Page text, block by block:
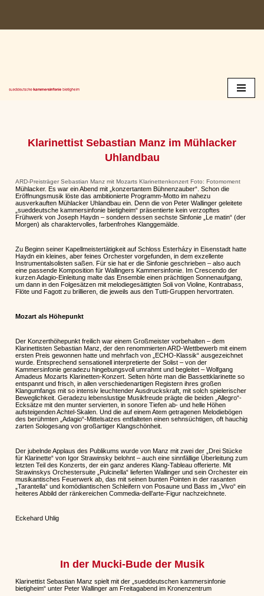
Zum
Klarinettist Sebastian Manz im Mühlacker
Uhlandbau
ARD-Preisträger Sebastian Manz mit Mozarts Klarinettenkonzert Foto: Fotomoment
Mühlacker. Es war ein Abend mit „konzertantem Bühnenzauber“. Schon die
Eröffnungsmusik löste das ambitionierte Programm-Motto im nahezu
ausverkauften Mühlacker Uhlandbau ein. Denn die von Peter Wallinger geleitete
„sueddeutsche kammersinfonie bietigheim“ präsentierte kein verzopftes
Frühwerk von Joseph Haydn – sondern dessen sechste Sinfonie „Le matin“ (der
Morgen) als charaktervolles, farbenfrohes Klanggemälde.
Zu Beginn seiner Kapellmeistertätigkeit auf Schloss Esterházy in Eisenstadt hatte
Haydn ein kleines, aber feines Orchester vorgefunden, in dem exzellente
Instrumentalsolisten saßen. Für sie hat er die Sinfonie geschrieben – also auch
eine passende Komposition für Wallingers Kammersinfonie. Im Crescendo der
kurzen Adagio-Einleitung malte das Ensemble einen prächtigen Sonnenaufgang,
um dann in den Folgesätzen mit melodiegesättigten Soli von Violine, Kontrabass,
Flöte und Fagott zu brillieren, die jeweils aus den Tutti-Gruppen hervortraten.
Mozart als Höhepunkt
Der Konzerthöhepunkt freilich war einem Großmeister vorbehalten – dem
Klarinettisten Sebastian Manz, der den renommierten ARD-Wettbewerb mit einem
ersten Preis gewonnen hatte und mehrfach von „ECHO-Klassik“ ausgezeichnet
wurde. Entsprechend sensationell interpretierte der Solist – von der
Kammersinfonie geradezu hingebungsvoll umrahmt und begleitet – Wolfgang
Amadeus Mozarts Klarinetten-Konzert. Selten hörte man die Bassettklarinette so
entspannt und frisch, in allen verschiedenartigen Registern ihres großen
Klangumfangs mit so intensiv leuchtender Ausdruckskraft, mit solch spielerischer
Beweglichkeit. Geradezu lebenslustige Musikfreude prägte die beiden „Allegro“-
Ecksätze mit den munter servierten, in sonore Tiefen ab- und helle Höhen
aufsteigenden Achtel-Skalen. Und die auf einem Atem getragenen Melodiebögen
des berühmten „Adagio“-Mittelsatzes entfalteten einen sehnsüchtigen, oft hauchig
zarten Sologesang von großartiger Klangschönheit.
Der jubelnde Applaus des Publikums wurde von Manz mit zwei der „Drei Stücke
für Klarinette“ von Igor Strawinsky belohnt – auch eine sinnfällige Überleitung zum
letzten Teil des Konzerts, der ein ganz anderes Klang-Tableau offerierte. Mit
Strawinskys Orchestersuite „Pulcinella“ lieferten Wallinger und sein Orchester ein
musikantisches Feuerwerk ab, das mit seinen bunten Pointen in der rasanten
„Tarantella“ und komödiantischen Schleifern von Posaune und Bass im „Vivo“ ein
heiteres Abbild der ränkereichen Commedia-dell’arte-Figur nachzeichnete.
Eckehard Uhlig
In der Mucki-Bude der Musik
Klarinettist Sebastian Manz spielt mit der „sueddeutschen kammersinfonie
bietigheim“ unter Peter Wallinger am Freitagabend im Kronenzentrum